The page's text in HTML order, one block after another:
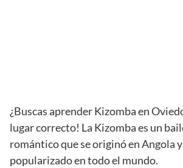
¿Buscas aprender Kizomba en
lugar correcto! La Kizomba es un
romántico que se originó en Angola y
popularizado en todo el mundo.